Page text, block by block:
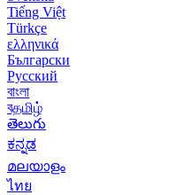
Tiếng Việt
Türkçe
ελληνικά
Български
Русский
বাংলা
বதமிழ்
తెలుగు
ಕನ್ನಡ
മലയാളം
ไทย